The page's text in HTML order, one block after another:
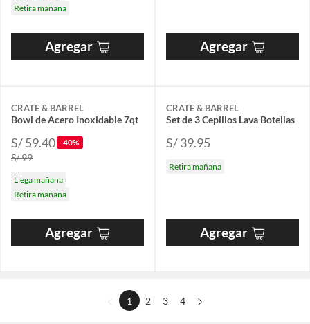
Retira mañana
Agregar Agregar
CRATE & BARREL
Bowl de Acero Inoxidable 7qt
S/ 59.40 -40%
S/ 99
Llega mañana
Retira mañana
Agregar
CRATE & BARREL
Set de 3 Cepillos Lava Botellas
S/ 39.95
Retira mañana
Agregar
1 2 3 4